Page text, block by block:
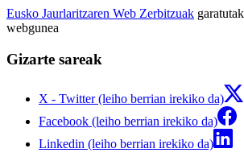
Eusko Jaurlaritzaren Web Zerbitzuak
webgunea
Gizarte sareak
X - Twitter (leiho berrian irekiko da)
Facebook (leiho berrian irekiko da)
Linkedin (leiho berrian irekiko da)